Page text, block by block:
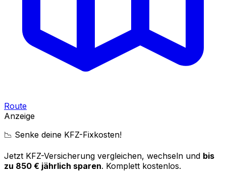
Route
Anzeige
📉 Senke deine KFZ-Fixkosten!
Jetzt KFZ-Versicherung vergleichen, wechseln und bis
zu 850 € jährlich sparen. Komplett kostenlos.